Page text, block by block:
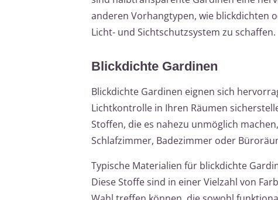
anderen Vorhangtypen, wie blickdichten
Licht- und Sichtschutzsystem zu schaffen.
Blickdichte Gardinen
Blickdichte Gardinen eignen sich
Lichtkontrolle in Ihren Räumen
Stoffen, die es nahezu unmöglich
Schlafzimmer, Badezimmer oder
Typische Materialien für blickdichte
Diese Stoffe sind in einer Vielzahl von